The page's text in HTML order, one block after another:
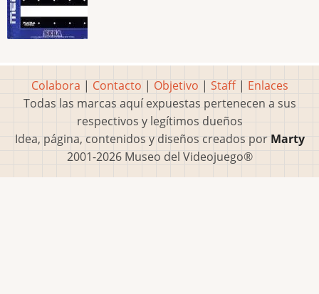
Colabora | Contacto | Objetivo | Staff| Enlaces
Todas las marcas aquí expuestas pertenecen a sus
respectivos y legítimos dueños
Idea, página, contenidos y diseños creados por Marty
2001-2026 Museo del Videojuego®